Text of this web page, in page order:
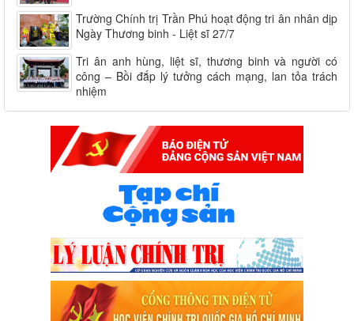
Trường Chính trị Trần Phú hoạt động tri ân nhân dịp
Ngày Thương binh - Liệt sĩ 27/7
Tri ân anh hùng, liệt sĩ, thương binh và người có
công – Bồi đắp lý tưởng cách mạng, lan tỏa trách
nhiệm